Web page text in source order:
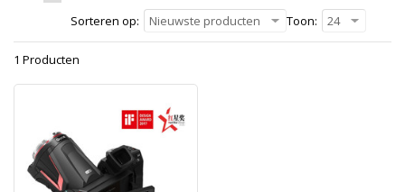
Sorteren op:
Nieuwste producten Toon: 24
1 Producten